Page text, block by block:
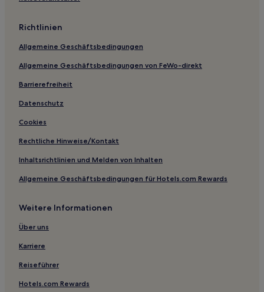
Whitchurch Hotels
Saundersfoot Hotels
Llandybie Hotels
Hotels nahe Raul Speek Gallery
Walwyn's Castle Hotels
Hotels nahe Welsh Wildlife Centre
Hotels nahe Manor House Wildlife Park
Newport Hotels
Stepaside Hotels
Golden Grove Hotels
Hotels nahe Castell Henllys Iron Age Village
Hotels nahe Pendine Beach
Hotels nahe Fishguard Port
Hotels nahe Llangrannog Beach
Richtlinien
Allgemeine Geschäftsbedingungen
Allgemeine Geschäftsbedingungen von FeWo-direkt
Barrierefreiheit
Datenschutz
Cookies
Rechtliche Hinweise/Kontakt
Inhaltsrichtlinien und Melden von Inhalten
Allgemeine Geschäftsbedingungen für Hotels.com Rewards
Weitere Informationen
Über uns
Karriere
Reiseführer
Hotels.com Rewards